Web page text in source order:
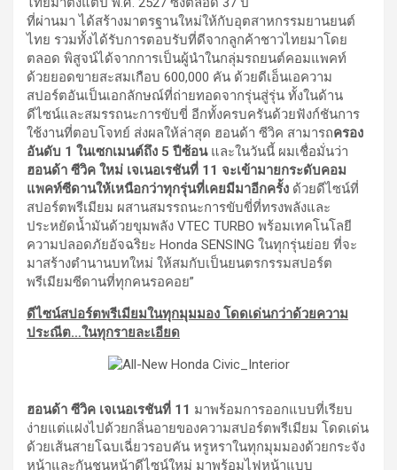
ที่ผ่านมา ได้สร้างมาตรฐานใหม่ให้กับอุตสาหกรรมยานยนต์
ไทย รวมทั้งได้รับการตอบรับที่ดีจากลูกค้าชาวไทยมาโดย
ตลอด พิสูจน์ได้จากการเป็นผู้นำในกลุ่มรถยนต์คอมแพคท์
ด้วยยอดขายสะสมเกือบ 600,000 คัน ด้วยดีเอ็นเอความ
สปอร์ตอันเป็นเอกลักษณ์ที่ถ่ายทอดจากรุ่นสู่รุ่น ทั้งในด้าน
ดีไซน์และสมรรถนะการขับขี่ อีกทั้งครบครันด้วยฟังก์ชันการ
ใช้งานที่ตอบโจทย์ ส่งผลให้ล่าสุด ฮอนด้า ซีวิค สามารถครอง
อันดับ 1 ในเซกเมนต์ถึง 5 ปีซ้อน และในวันนี้ ผมเชื่อมั่นว่า
ฮอนด้า ซีวิค ใหม่ เจเนอเรชันที่ 11 จะเข้ามายกระดับคอม
แพคท์ซีดานให้เหนือกว่าทุกรุ่นที่เคยมีมาอีกครั้ง ด้วยดีไซน์ที่
สปอร์ตพรีเมียม ผสานสมรรถนะการขับขี่ที่ทรงพลังและ
ประหยัดน้ำมันด้วยขุมพลัง VTEC TURBO พร้อมเทคโนโลยี
ความปลอดภัยอัจฉริยะ Honda SENSING ในทุกรุ่นย่อย ที่จะ
มาสร้างตำนานบทใหม่ ให้สมกับเป็นยนตรกรรมสปอร์ต
พรีเมียมซีดานที่ทุกคนรอคอย”
ดีไซน์สปอร์ตพรีเมียมในทุกมุมมอง โดดเด่นกว่าด้วยความ
ประณีต…ในทุกรายละเอียด
ฮอนด้า ซีวิค เจเนอเรชันที่ 11 มาพร้อมการออกแบบที่เรียบ
ง่ายแต่แฝงไปด้วยกลิ่นอายของความสปอร์ตพรีเมียม โดดเด่น
ด้วยเส้นสายโฉบเฉี่ยวรอบคัน หรูหราในทุกมุมมองด้วยกระจัง
หน้าและกันชนหน้าดีไซน์ใหม่ มาพร้อมไฟหน้าแบบ